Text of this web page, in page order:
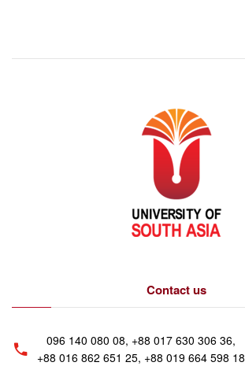
Contact us
096 140 080 08, +88 017 630 306 36,
+88 016 862 651 25, +88 019 664 598 18